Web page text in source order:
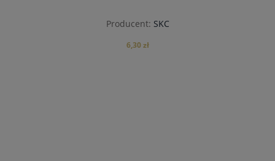
Producent: SKC
6,30 zł